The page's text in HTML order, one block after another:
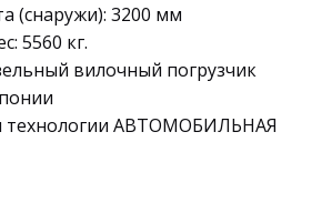
(снаружи): 3200 мм
5560 кг.
вилочный погрузчик
технологии АВТОМОБИЛЬНАЯ